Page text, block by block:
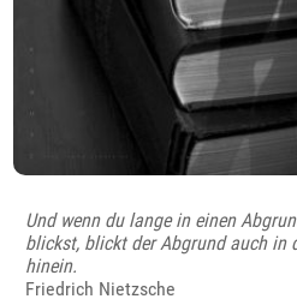
Und wenn du lange in einen
blickst, blickt der Abgrund auch in
hinein.
Friedrich Nietzsche